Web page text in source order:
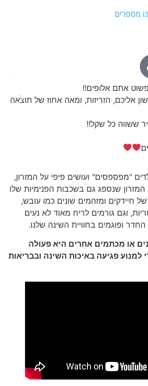
מספרים
אתם אלופים!!
אליכם, הזריזות, ומאה אחוז של תוצאה
ששווה כל שקל!!
לפני 4
"מפספסים" ועושים פיפי על המזרון,
שנספג גם בשכבות הפנימיות שלו
חיידקים ומזהמים שונים כמו עובש,
וגם גורמים לריח מאוד לא נעים
ופוגמים בחוויית השינה שלנו.
או מכתמים אחרים היא פעולה
פגיעה באיכות השינה ובבריאות